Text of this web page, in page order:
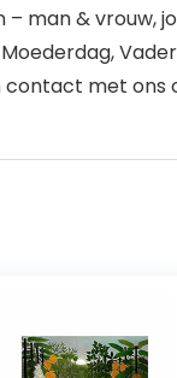
& vrouw,
contact met